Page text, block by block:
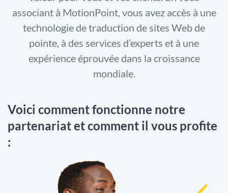
associant à MotionPoint, vous avez accès à une
technologie de traduction de sites Web de
pointe, à des services d’experts et à une
expérience éprouvée dans la croissance
mondiale.
Voici comment fonctionne notre
partenariat et comment il vous profite
: